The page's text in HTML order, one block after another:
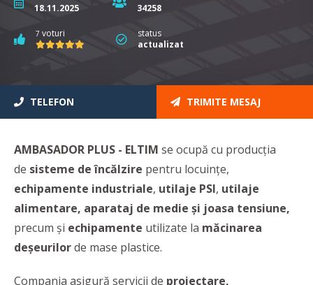
18.11.2025
34258
7 voturi
status
actualizat
TELEFON TRIMITE MESAJ
AMBASADOR PLUS - ELTIM se ocupă cu producția
de sisteme de încălzire pentru locuințe,
echipamente industriale, utilaje PSI, utilaje
alimentare, aparataj de medie şi joasa tensiune,
precum şi echipamente utilizate la măcinarea
deşeurilorde mase plastice.
Compania asigură servicii de proiectare,